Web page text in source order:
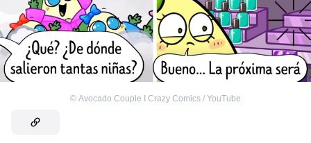
© Avocado Couple I Crazy Comics / YouTube